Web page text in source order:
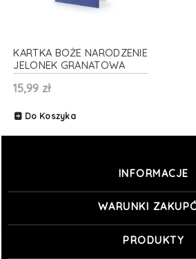
KARTKA BOŻE NARODZENIE
JELONEK GRANATOWA
10,5x15cm
15,99 zł
Do Koszyka
INFORMACJE
WARUNKI
PRODUKTY